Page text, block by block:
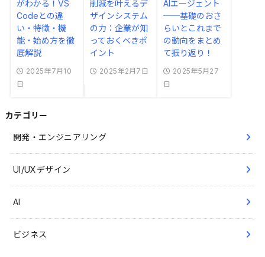
がわかる！VS
Codeとの違
い・特徴・機
能・始め方を徹
底解説
2025年7月10
日
削減を叶えるデ
ザインシステム
の力：企業が知
っておくべきポ
イント
2025年2月7日
AIエージェント
──基礎のおさ
らいとこれまで
の動向をまとめ
て振り返り！
2025年5月27
日
カテゴリー
開発・エンジニアリング
UI/UXデザイン
AI
ビジネス